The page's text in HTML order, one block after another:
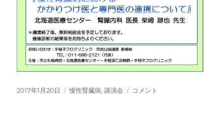
投
2017年1月20日
カ
慢性腎臓病,講演会
「か
コメント